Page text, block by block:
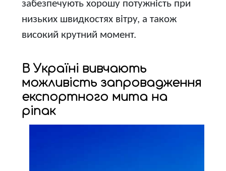
забезпечують хорошу потужність при
низьких швидкостях вітру, а також
високий крутний момент.
В Україні вивчають
можливість запровадження
експортного мита на
ріпак